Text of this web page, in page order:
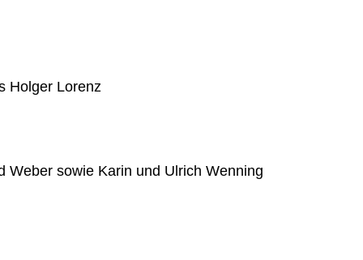
Holger Lorenz
Weber sowie Karin und Ulrich Wenning